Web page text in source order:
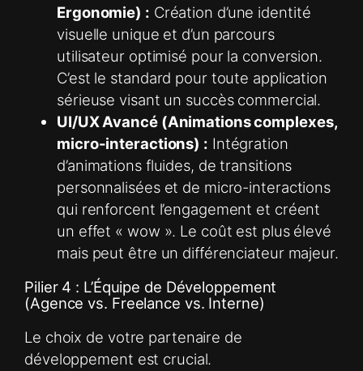
Ergonomie) : Création d’une identité
visuelle unique et d’un parcours
utilisateur optimisé pour la conversion.
C’est le standard pour toute application
sérieuse visant un succès commercial.
UI/UX Avancé (Animations complexes,
micro-interactions) : Intégration
d’animations fluides, de transitions
personnalisées et de micro-interactions
qui renforcent l’engagement et créent
un effet « wow ». Le coût est plus élevé
mais peut être un différenciateur majeur.
Pilier 4 : L’Équipe de Développement
(Agence vs. Freelance vs. Interne)
Le choix de votre partenaire de
développement est crucial.